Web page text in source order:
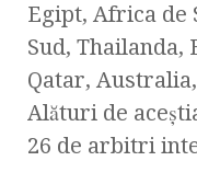
Egipt, Africa de
Sud, Thailanda,
Qatar,
Alături de
26 de arbitri